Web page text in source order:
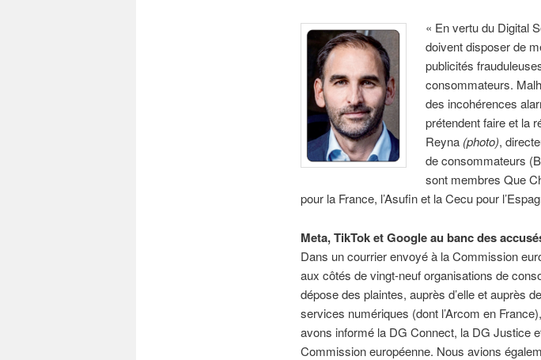
« En vertu du Digital
doivent disposer de
publicités
consommateurs.
des incohérences
prétendent faire et la
Reyna (photo),
de consommateurs
sont membres Que
pour la France, l’Asufin et la Cecu pour
Meta, TikTok et Google au banc des
Dans un courrier envoyé à la Commission
aux côtés de vingt-neuf organisations de
dépose des plaintes, auprès d’elle et auprès
services numériques (dont l’Arcom en
avons informé la DG Connect, la DG Justice
Commission européenne. Nous avions